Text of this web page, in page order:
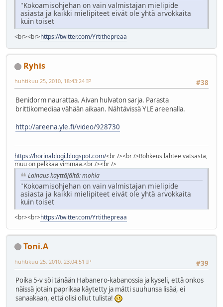
"Kokoamisohjehan on vain valmistajan mielipide
asiasta ja kaikki mielipiteet eivät ole yhtä arvokkaita
kuin toiset
<br><br>https://twitter.com/Yrtithepreaa
Ryhis
#38
huhtikuu 25, 2010, 18:43:24 IP
Benidorm naurattaa. Aivan hulvaton sarja. Parasta
brittikomediaa vähään aikaan. Nähtävissä YLE areenalla.
http://areena.yle.fi/video/928730
https://horinablogi.blogspot.com/<br /><br />Rohkeus lähtee vatsasta,
muu on pelkkää vimmaa.<br /><br />
Lainaus käyttäjältä: mohla
"Kokoamisohjehan on vain valmistajan mielipide
asiasta ja kaikki mielipiteet eivät ole yhtä arvokkaita
kuin toiset
<br><br>https://twitter.com/Yrtithepreaa
Toni.A
#39
huhtikuu 25, 2010, 23:04:51 IP
Poika 5-v söi tänään Habanero-kabanossia ja kyseli, että onkos
näissä jotain paprikaa käytetty ja mätti suuhunsa lisää, ei
sanaakaan, että olisi ollut tulista!